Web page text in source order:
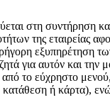
στη συντήρηση
της εταιρείας
εξυπηρέτηση
για αυτόν και
το εύχρηστο
ή κάρτα),